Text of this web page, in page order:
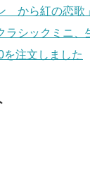
から紅の恋歌
ラシックミニ、
注文しました